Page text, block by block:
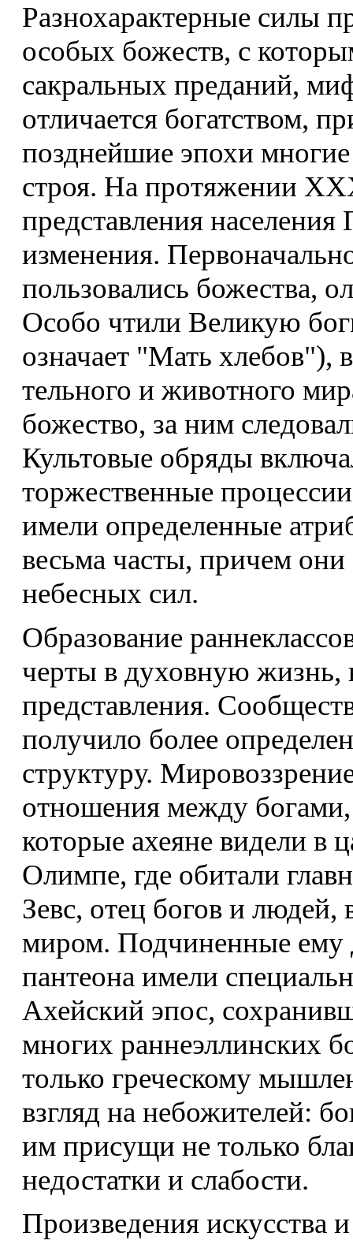
Разнохарактерные силы
особых божеств, с
сакральных преданий,
отличается богатством,
позднейшие эпохи
строя. На протяжении
представления
изменения.
пользовались божества,
Особо чтили Великую
означает "Мать хлебов"),
тельного и животного
божество, за ним
Культовые обряды
торжественные
имели определенные
весьма часты, причем
небесных сил.
Образование
черты в духовную жизнь,
представления.
получило более
структуру.
отношения между
которые ахеяне видели в
Олимпе, где обитали
Зевс, отец богов и
миром. Подчиненные ему
пантеона имели
Ахейский эпос,
многих раннеэллинских
только греческому
взгляд на небожителей:
им присущи не только
недостатки и слабости.
Произведения искусства